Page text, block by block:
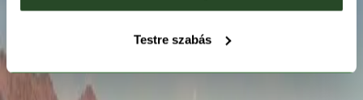
Testre szabás